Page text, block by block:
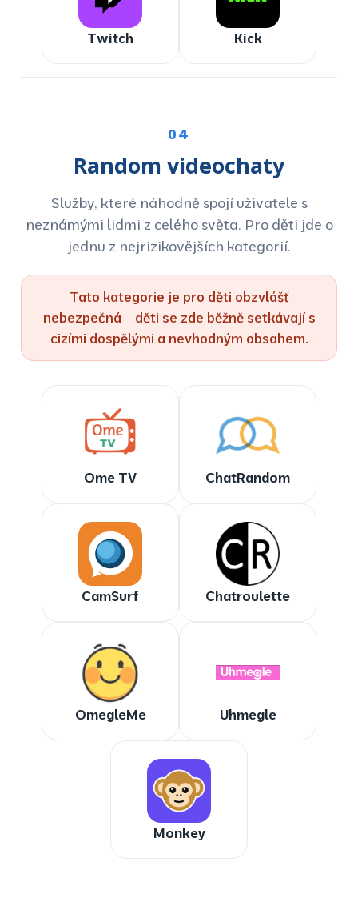
Twitch Kick
04
Random videochaty
Služby, které náhodně spojí uživatele s
neznámými lidmi z celého světa. Pro děti jde o
jednu z nejrizikovějších kategorií.
Tato kategorie je pro děti obzvlášť
nebezpečná – děti se zde běžně setkávají s
cizími dospělými a nevhodným obsahem.
Ome TV ChatRandom
CamSurf Chatroulette
OmegleMe Uhmegle
Monkey